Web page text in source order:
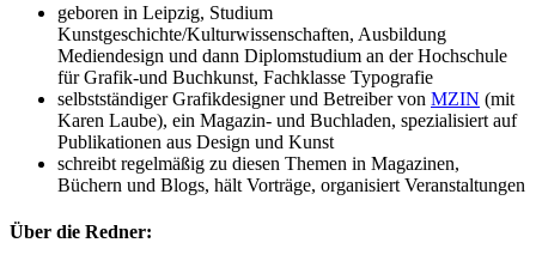
geboren in Leipzig, Studium
Kunstgeschichte/Kulturwissenschaften, Ausbildung
Mediendesign und dann Diplomstudium an der Hochschule
für Grafik-und Buchkunst, Fachklasse Typografie
selbstständiger Grafikdesigner und Betreiber von MZIN (mit
Karen Laube), ein Magazin- und Buchladen, spezialisiert auf
Publikationen aus Design und Kunst
schreibt regelmäßig zu diesen Themen in Magazinen,
Büchern und Blogs, hält Vorträge, organisiert Veranstaltungen
Über die Redner: